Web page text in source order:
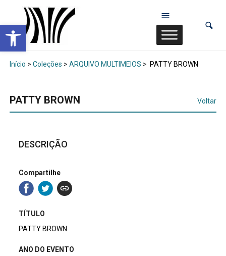
Abrir a barra de ferramentas
Início > Coleções > ARQUIVO MULTIMEIOS > PATTY BROWN
PATTY BROWN Voltar
DESCRIÇÃO
Compartilhe
TÍTULO
PATTY BROWN
ANO DO EVENTO